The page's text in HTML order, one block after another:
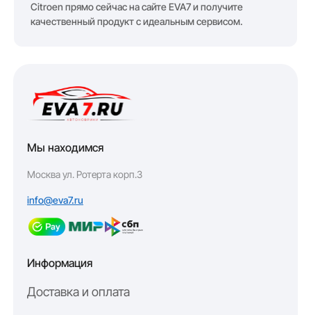
Citroen прямо сейчас на сайте EVA7 и получите
качественный продукт с идеальным сервисом.
Мы находимся
Москва ул. Ротерта корп.3
info@eva7.ru
Информация
Доставка и оплата